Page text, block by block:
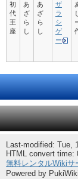
初
代
王
座
あ
ざ
ら
し
あ
ざ
ら
し
ザ
ラ
シ
ゲ
ー
Last-modified: Tue,
HTML convert time:
無料レンタルWikiサ
Powered by